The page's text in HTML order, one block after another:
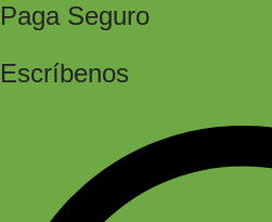
Paga Seguro
Escríbenos